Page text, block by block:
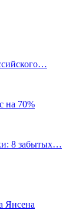
на 70%
8 забытых…
Янсена